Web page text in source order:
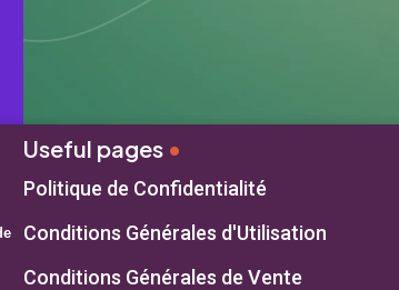
Useful pages •
Politique de Confidentialité
Conditions Générales d'Utilisation
Conditions Générales de Vente